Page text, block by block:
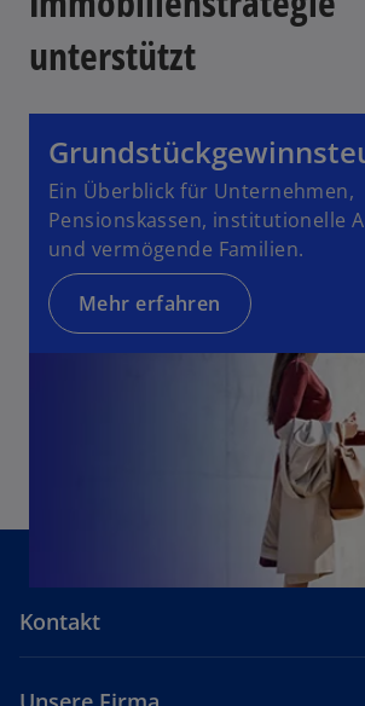
e
f
e
t
unterstützt
Ein Überblick für Unternehmen,
Pensionskassen, institutionelle
und vermögende Familien.
Mehr erfahren
Kontakt